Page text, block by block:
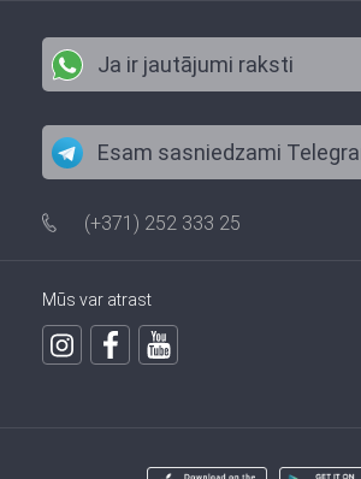
Ja ir jautājumi raksti
Esam sasniedzami
(+371) 252 333 25
Mūs var atrast